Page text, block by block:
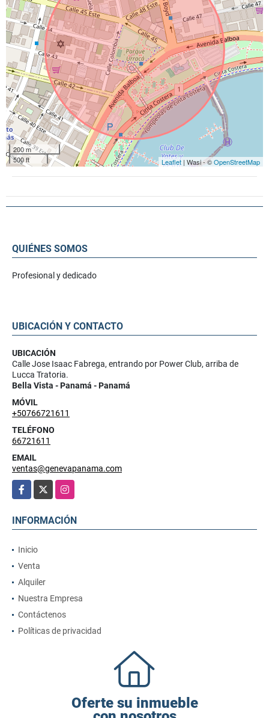
200 m
500 ft
Leaflet | Wasi - ©OpenStreetMap
QUIÉNES SOMOS
Profesional y dedicado
UBICACIÓN Y CONTACTO
UBICACIÓN
Calle Jose Isaac Fabrega, entrando por Power Club, arriba de
Lucca Tratoria.
Bella Vista - Panamá - Panamá
MÓVIL
+50766721611
TELÉFONO
66721611
EMAIL
ventas@genevapanama.com
Facebook
Instagram
INFORMACIÓN
Inicio
Venta
Alquiler
Nuestra Empresa
Contáctenos
Políticas de privacidad
Oferte su inmueble